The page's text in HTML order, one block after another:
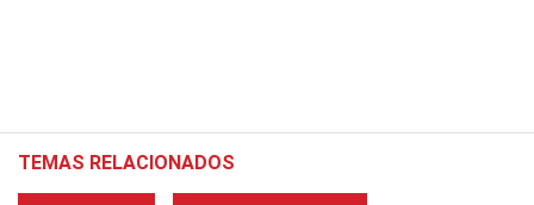
TEMAS RELACIONADOS